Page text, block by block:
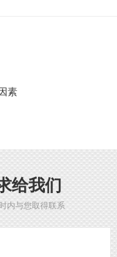
素
给我们
内与您取得联系